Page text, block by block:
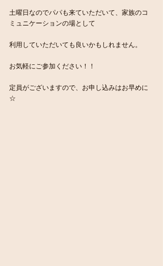
土曜日なのでパパも来ていただいて、家族のコ
ミュニケーションの場として
利用していただいても良いかもしれません。
お気軽にご参加ください！！
定員がございますので、お申し込みはお早めに
☆